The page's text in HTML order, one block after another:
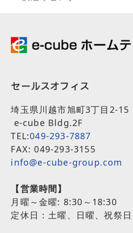
セールスオフィス
埼玉県川越市旭町3丁目2-15
e-cube Bldg.2F
TEL:049-293-7887
FAX: 049-293-3155
info@e-cube-group.com
【営業時間】
月曜～金曜: 8:30～18:30
定休日：土曜、日曜、祝祭日